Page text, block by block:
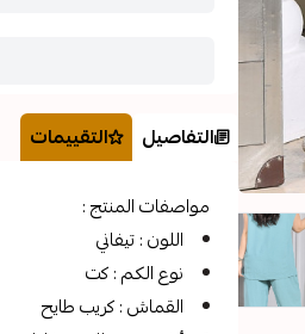
التفاصيل التقييمات
مواصفات المنتج :
اللون : تيفاني
نوع الكم : كت
القماش : كريب طايح